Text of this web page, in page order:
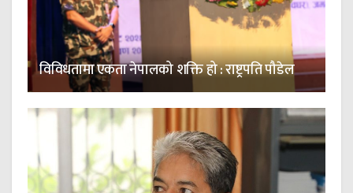
विविधतामा एकता नेपालको शक्ति हो : राष्ट्रपति पौडेल